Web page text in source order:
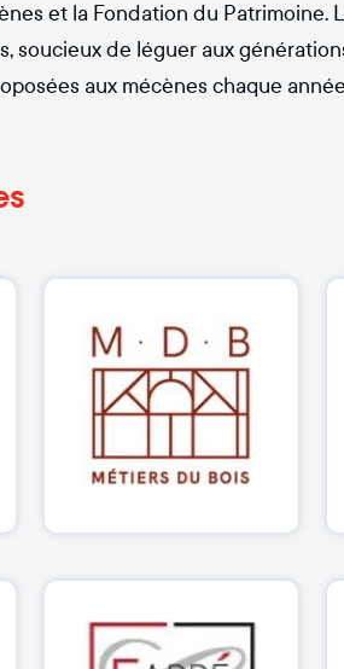
et la Fondation du
soucieux de léguer aux
aux mécènes chaque